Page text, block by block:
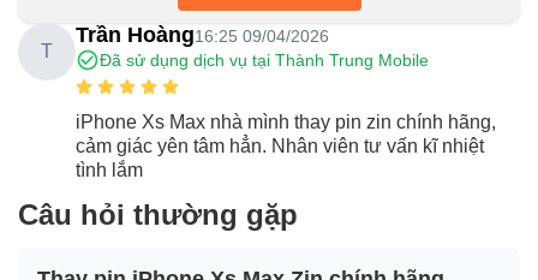
T
Trần Hoàng16:25 09/04/2026
Đã sử dụng dịch vụ tại Thành Trung Mobile
iPhone Xs Max nhà mình thay pin zin chính hãng,
cảm giác yên tâm hẳn. Nhân viên tư vấn kĩ nhiệt
tình lắm
Câu hỏi thường gặp